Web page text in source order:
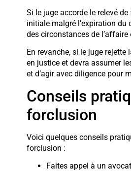
Si le juge accorde le relevé
initiale malgré l’expiration
des circonstances de l’affaire
En revanche, si le juge
en justice et devra assumer
et d’agir avec diligence pour
Conseils
forclusion
Voici quelques conseils
forclusion :
Faites appel à un